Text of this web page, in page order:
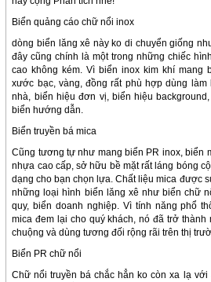
Biển quảng cáo chữ nổi inox
dòng biển lăng xê này ko di chuyển giống
đây cũng chính là một trong những chiếc
cao không kém. Vì biển inox kim khí mang
xước bạc, vàng, đồng rất phù hợp dùng
nhà, biển hiệu đơn vị, biển hiệu
biển hướng dẫn.
Biển truyền bá mica
Cũng tương tự như mang biển PR inox, biển
nhựa cao cấp, sở hữu bề mặt rất láng bóng
dạng cho bạn chọn lựa. Chất liệu mica được
những loại hình biển lăng xê như biển chữ
quy, biển doanh nghiệp. Vì tính năng phổ
mica đem lại cho quý khách, nó đã trở
chuộng và dùng tương đối rộng rãi trên thị
Biển PR chữ nổi
Chữ nổi truyền bá chắc hẳn ko còn xa lạ